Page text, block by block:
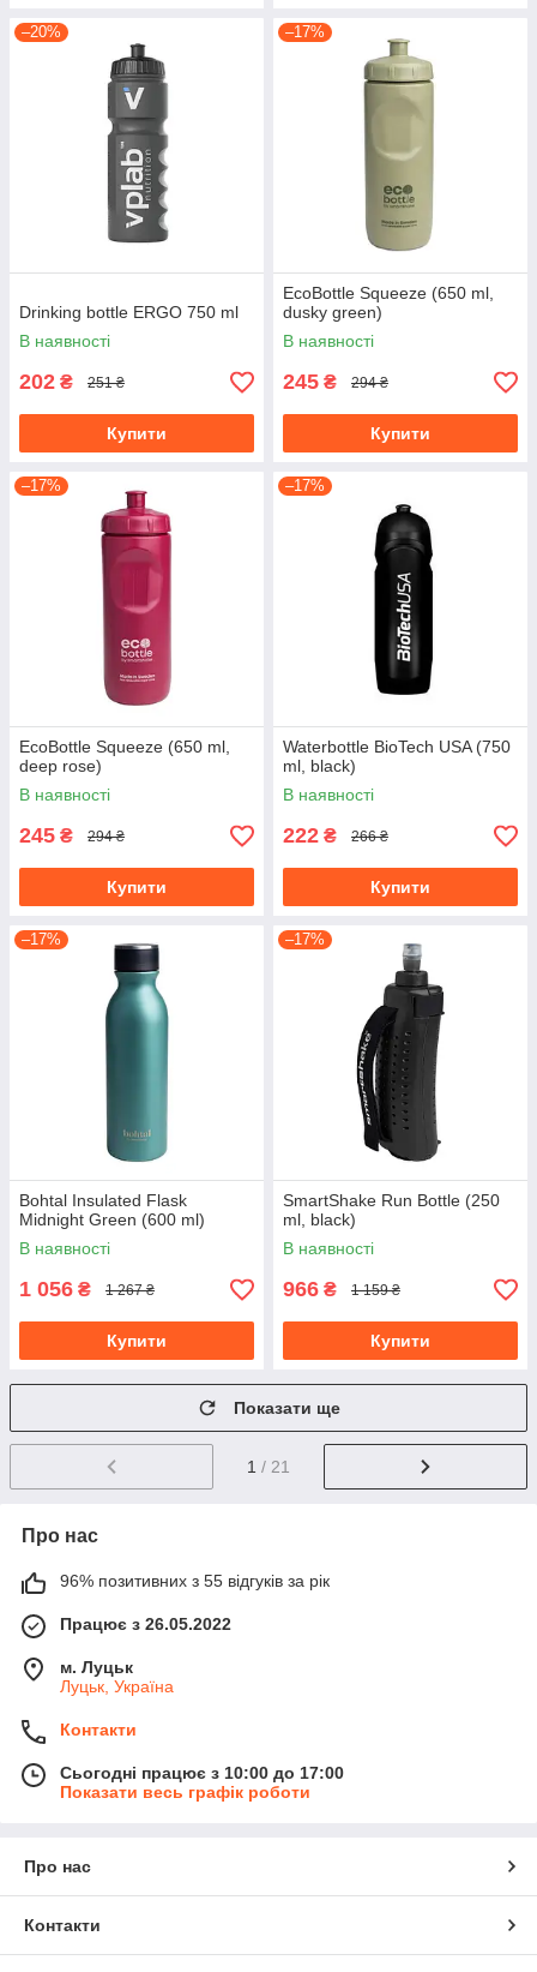
–20%
Drinking bottle ERGO 750 ml
В наявності
202 ₴ 251 ₴
Купити
–17%
EcoBottle Squeeze (650 ml,
dusky green)
В наявності
245 ₴ 294 ₴
Купити
–17%
EcoBottle Squeeze (650 ml,
deep rose)
В наявності
245 ₴ 294 ₴
Купити
–17%
Waterbottle BioTech USA (750
ml, black)
В наявності
222 ₴ 266 ₴
Купити
–17%
Bohtal Insulated Flask
Midnight Green (600 ml)
В наявності
1 056 ₴ 1 267 ₴
Купити
–17%
SmartShake Run Bottle (250
ml, black)
В наявності
966 ₴ 1 159 ₴
Купити
Показати ще
1 / 21
Про нас
96% позитивних з 55 відгуків за рік
Працює з 26.05.2022
м. Луцьк
Луцьк, Україна
Контакти
Сьогодні працює з 10:00 до 17:00
Показати весь графік роботи
Про нас
Контакти